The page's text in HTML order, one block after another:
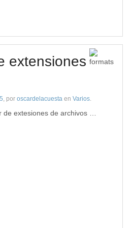
extensiones
, por oscardelacuesta en Varios.
extesiones de archivos …